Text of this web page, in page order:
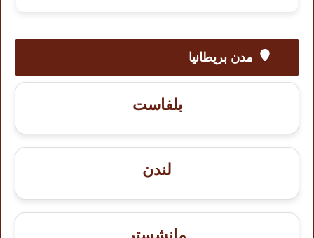
مدن بريطانيا
بلفاست
لندن